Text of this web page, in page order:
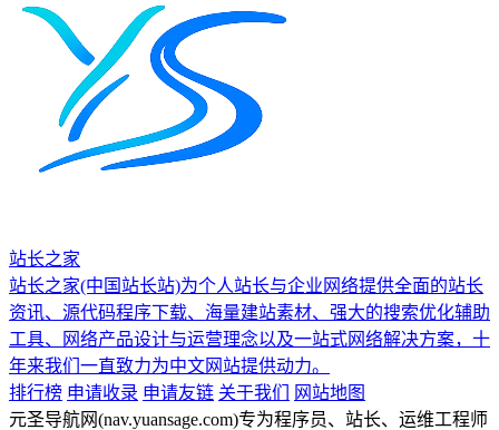
站长之家
站长之家(中国站长站)为个人站长与企业网络提供全面的站长
资讯、源代码程序下载、海量建站素材、强大的搜索优化辅助
工具、网络产品设计与运营理念以及一站式网络解决方案，十
年来我们一直致力为中文网站提供动力。
排行榜 申请收录 申请友链 关于我们
网站地图
元圣导航网(nav.yuansage.com)专为程序员、站长、运维工程师